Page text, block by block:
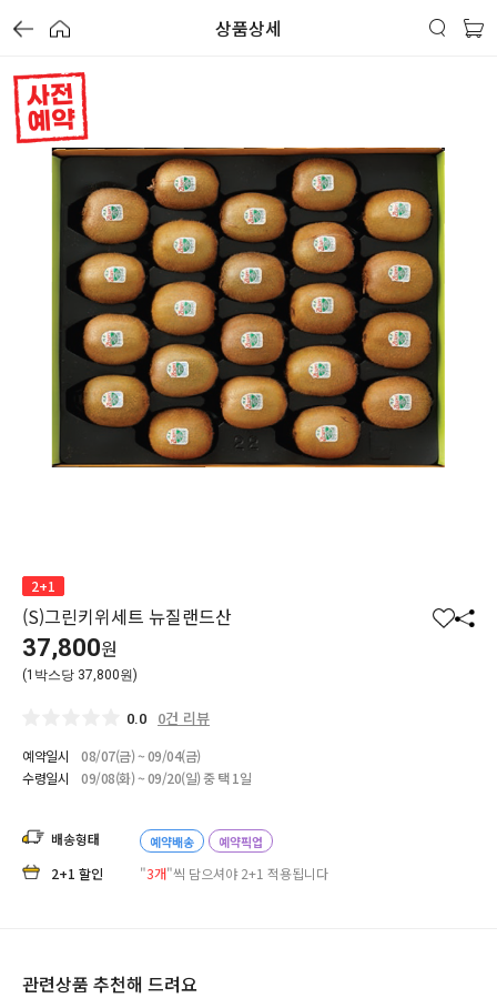
상품상세
2+1
(S)그린키위세트 뉴질랜드산
찜 공
37,800원
(1박스당 37,800원)
0.0 0건 리뷰
예약일시
08/07(금) ~ 09/04(금)
수령일시
09/08(화) ~ 09/20(일) 중 택 1일
배송형태 예약배송 예약픽업
2+1 할인 "3개"씩 담으셔야 2+1 적용됩니다
관련상품 추천해 드려요